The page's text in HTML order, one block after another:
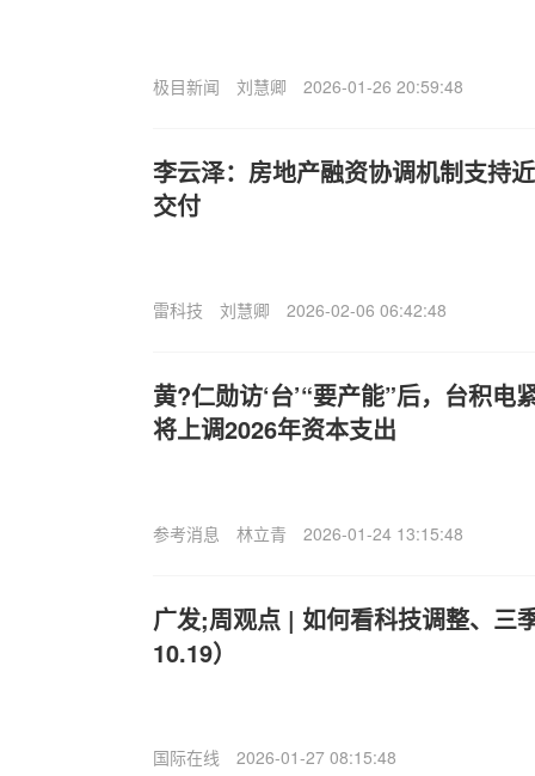
极目新闻 刘慧卿 2026-01-26 20:59:48
李云泽：房地产融资协调机制支持
交付
雷科技 刘慧卿 2026-02-06 06:42:48
黄?仁勋访‘台’“要产能”后，台积电
将上调2026年资本支出
参考消息 林立青 2026-01-24 13:15:48
广发;周观点 | 如何看科技调整、三
10.19）
国际在线 2026-01-27 08:15:48